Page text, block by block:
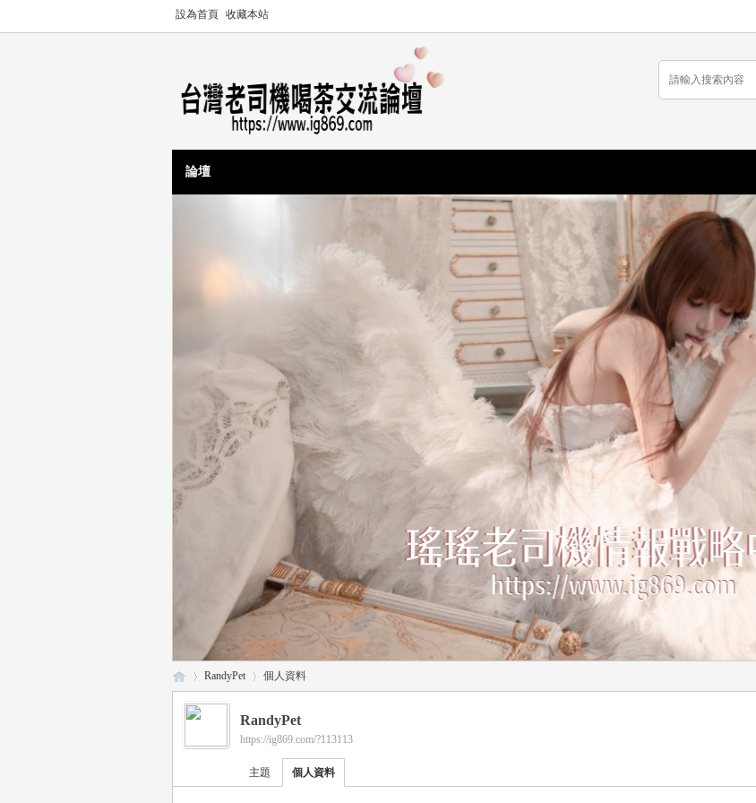
設為首頁 收藏本站
論壇
›
RandyPet 個人資料
RandyPet
https://ig869.com/?113113
主題 個人資料